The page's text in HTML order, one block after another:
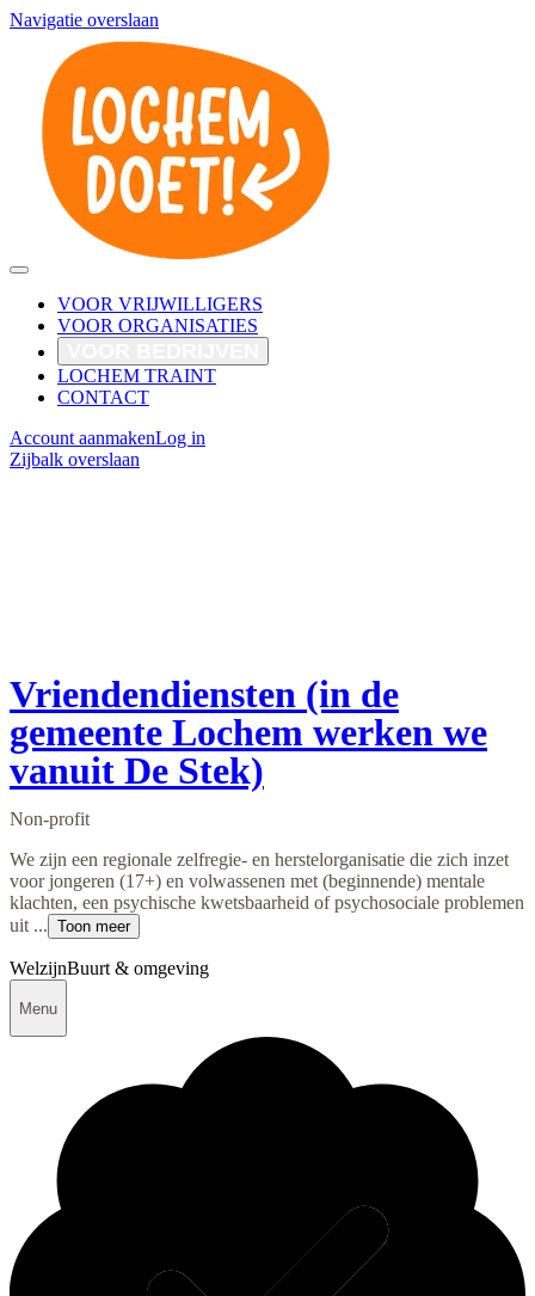
Navigatie overslaan
VOOR VRIJWILLIGERS
VOOR ORGANISATIES
LOCHEM TRAINT
CONTACT
Account aanmakenLog in
Zijbalk overslaan
Vriendendiensten (in de
gemeente Lochem werken we
vanuit De Stek)
Non-profit
We zijn een regionale zelfregie- en herstelorganisatie die zich inzet
voor jongeren (17+) en volwassenen met (beginnende) mentale
klachten, een psychische kwetsbaarheid of psychosociale problemen
uit ... Toon meer
WelzijnBuurt & omgeving
Menu